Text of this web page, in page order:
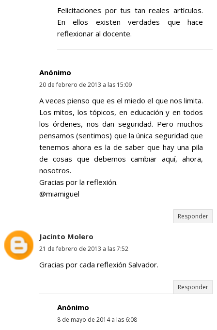
Felicitaciones por tus tan reales artículos.
En ellos existen verdades que hace
reflexionar al docente.
Anónimo
20 de febrero de 2013 a las 15:09
A veces pienso que es el miedo el que nos limita.
Los mitos, los tópicos, en educación y en todos
los órdenes, nos dan seguridad. Pero muchos
pensamos (sentimos) que la única seguridad que
tenemos ahora es la de saber que hay una pila
de cosas que debemos cambiar aquí, ahora,
nosotros.
Gracias por la reflexión.
@miamiguel
Responder
Jacinto Molero
21 de febrero de 2013 a las 7:52
Gracias por cada reflexión Salvador.
Responder
Anónimo
8 de mayo de 2014 a las 6:08